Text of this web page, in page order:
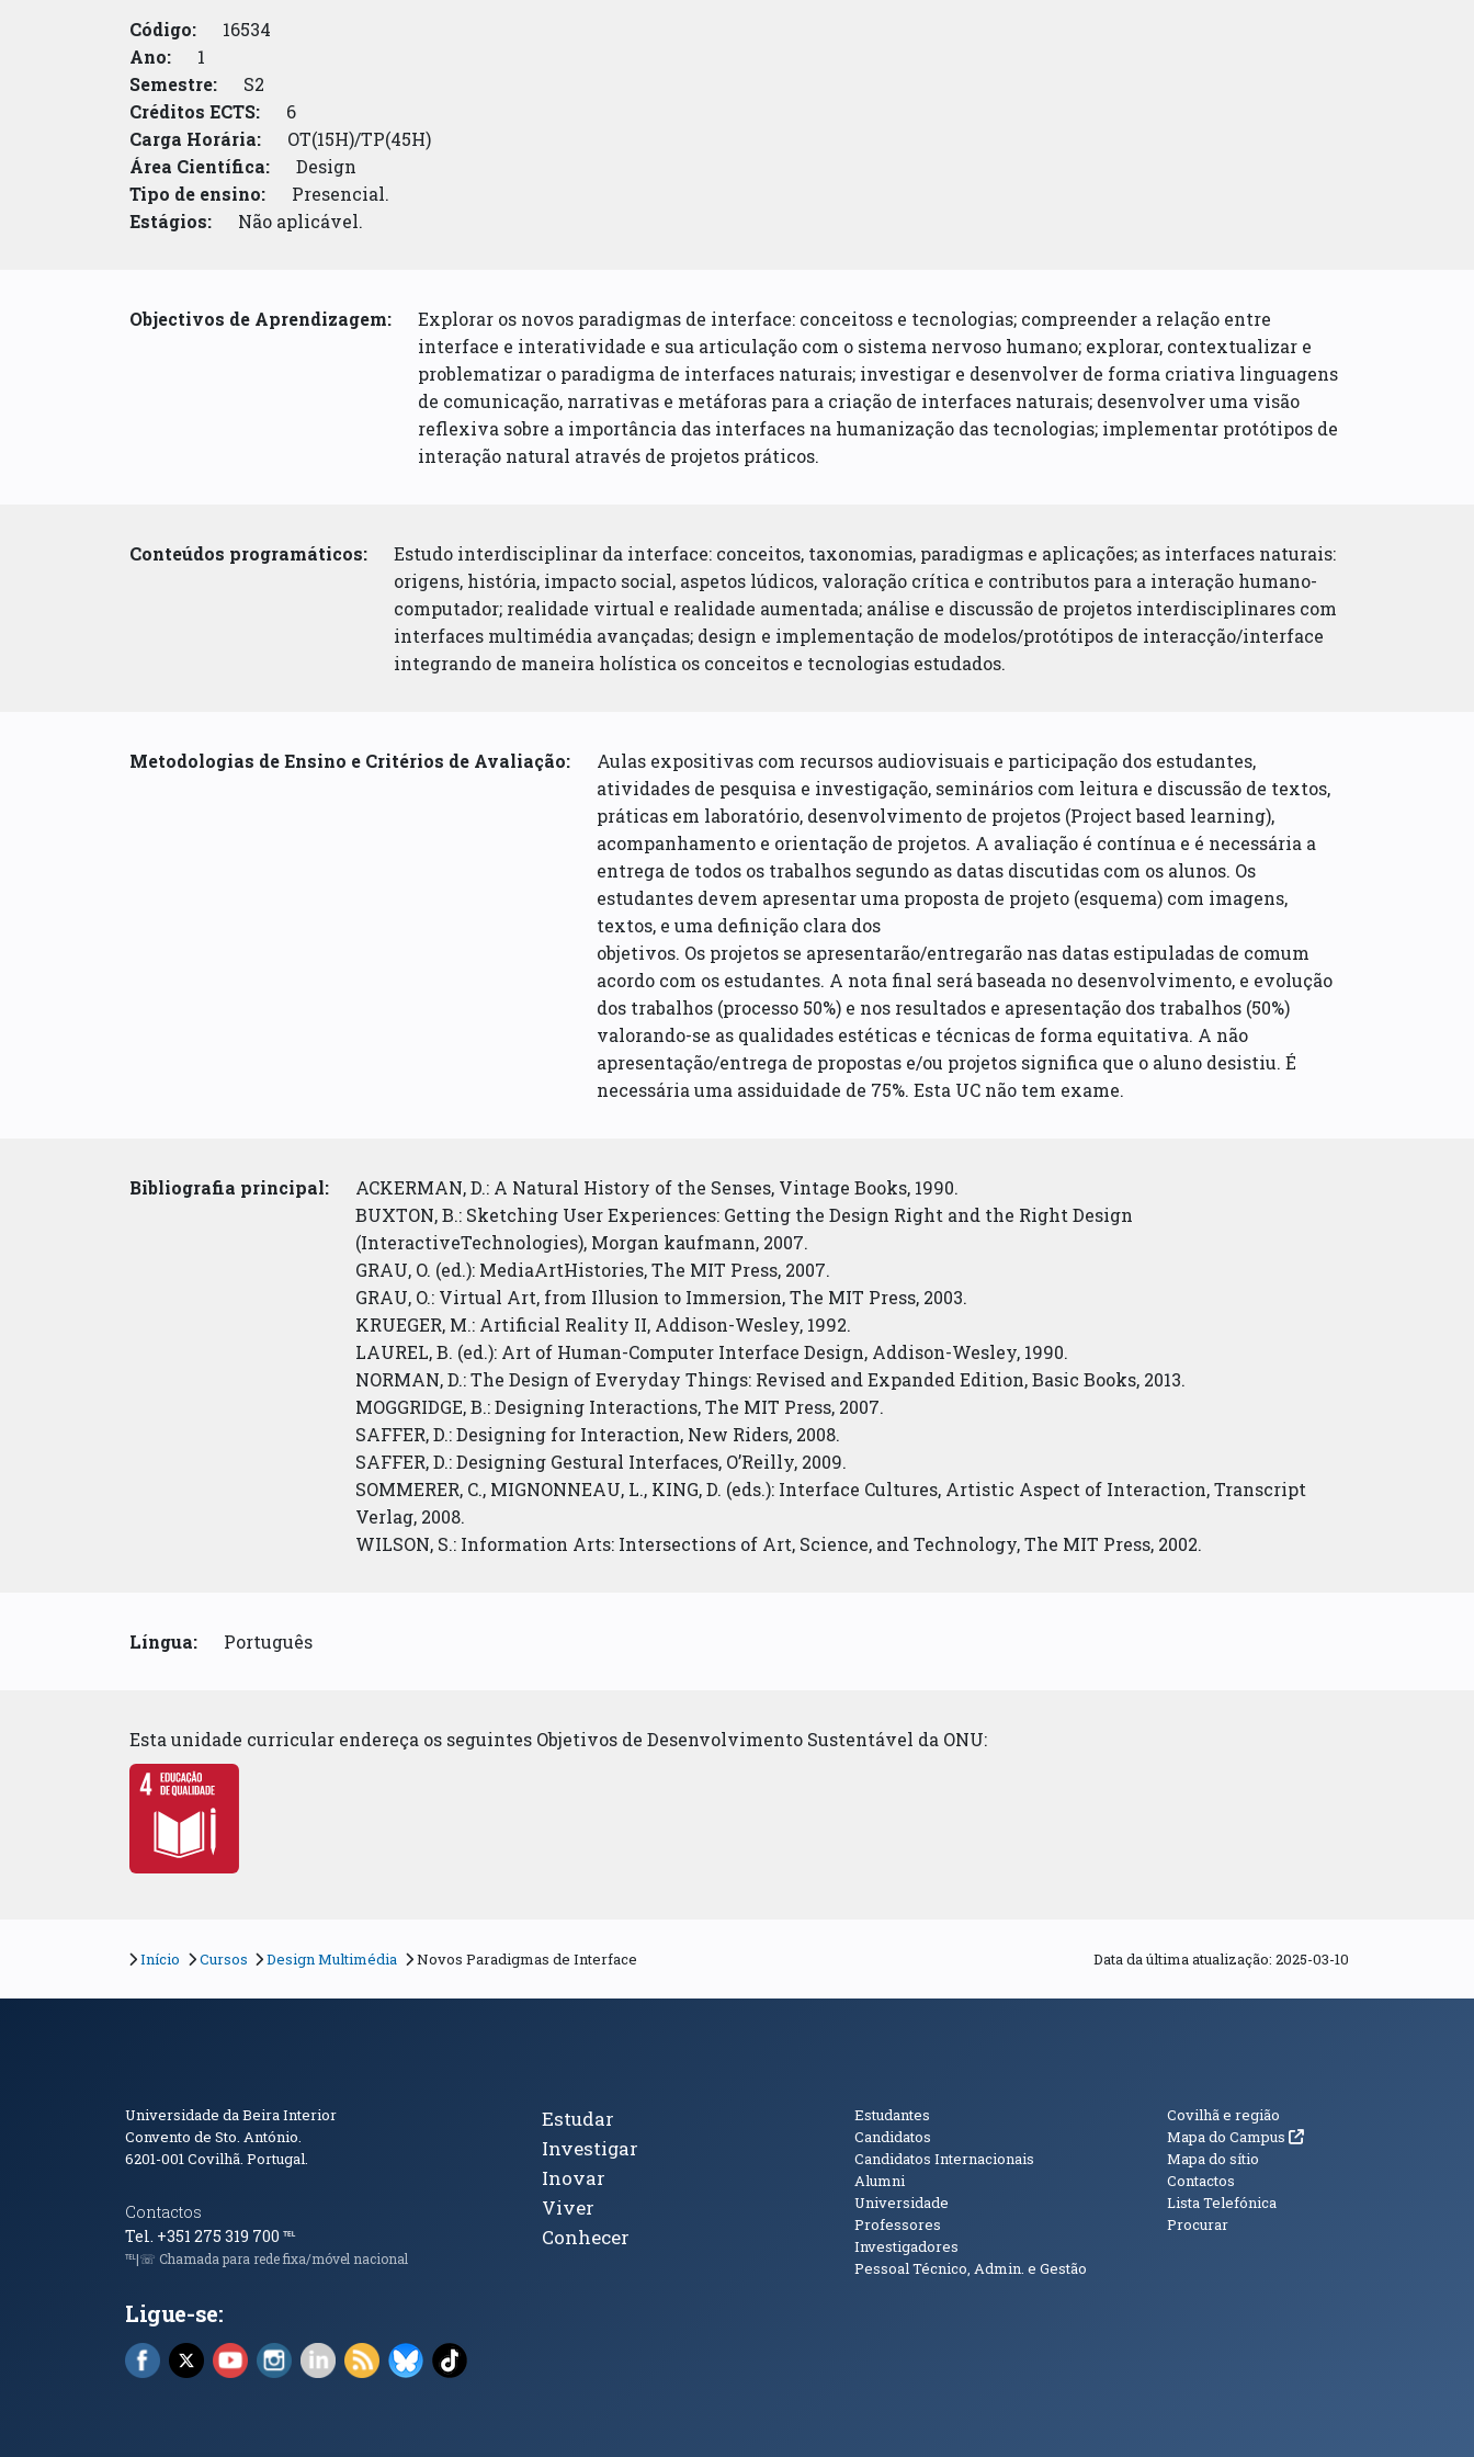
Código:
16534
Ano:
1
Semestre:
S2
Créditos ECTS:
6
Carga Horária:
OT(15H)/TP(45H)
Área Científica:
Design
Tipo de ensino:
Presencial.
Estágios:
Não aplicável.
Objectivos de Aprendizagem:
Explorar os novos paradigmas de interface: conceitoss e tecnologias; compreender a relação entre
interface e interatividade e sua articulação com o sistema nervoso humano; explorar, contextualizar e
problematizar o paradigma de interfaces naturais; investigar e desenvolver de forma criativa linguagens
de comunicação, narrativas e metáforas para a criação de interfaces naturais; desenvolver uma visão
reflexiva sobre a importância das interfaces na humanização das tecnologias; implementar protótipos de
interação natural através de projetos práticos.
Conteúdos programáticos:
Estudo interdisciplinar da interface: conceitos, taxonomias, paradigmas e aplicações; as interfaces naturais:
origens, história, impacto social, aspetos lúdicos, valoração crítica e contributos para a interação humano-
computador; realidade virtual e realidade aumentada; análise e discussão de projetos interdisciplinares com
interfaces multimédia avançadas; design e implementação de modelos/protótipos de interacção/interface
integrando de maneira holística os conceitos e tecnologias estudados.
Metodologias de Ensino e Critérios de Avaliação:
Aulas expositivas com recursos audiovisuais e participação dos estudantes,
atividades de pesquisa e investigação, seminários com leitura e discussão de textos,
práticas em laboratório, desenvolvimento de projetos (Project based learning),
acompanhamento e orientação de projetos. A avaliação é contínua e é necessária a
entrega de todos os trabalhos segundo as datas discutidas com os alunos. Os
estudantes devem apresentar uma proposta de projeto (esquema) com imagens,
textos, e uma definição clara dos
objetivos. Os projetos se apresentarão/entregarão nas datas estipuladas de comum
acordo com os estudantes. A nota final será baseada no desenvolvimento, e evolução
dos trabalhos (processo 50%) e nos resultados e apresentação dos trabalhos (50%)
valorando-se as qualidades estéticas e técnicas de forma equitativa. A não
apresentação/entrega de propostas e/ou projetos significa que o aluno desistiu. É
necessária uma assiduidade de 75%. Esta UC não tem exame.
Bibliografia principal:
ACKERMAN, D.: A Natural History of the Senses, Vintage Books, 1990.
BUXTON, B.: Sketching User Experiences: Getting the Design Right and the Right Design
(InteractiveTechnologies), Morgan kaufmann, 2007.
GRAU, O. (ed.): MediaArtHistories, The MIT Press, 2007.
GRAU, O.: Virtual Art, from Illusion to Immersion, The MIT Press, 2003.
KRUEGER, M.: Artificial Reality II, Addison-Wesley, 1992.
LAUREL, B. (ed.): Art of Human-Computer Interface Design, Addison-Wesley, 1990.
NORMAN, D.: The Design of Everyday Things: Revised and Expanded Edition, Basic Books, 2013.
MOGGRIDGE, B.: Designing Interactions, The MIT Press, 2007.
SAFFER, D.: Designing for Interaction, New Riders, 2008.
SAFFER, D.: Designing Gestural Interfaces, O’Reilly, 2009.
SOMMERER, C., MIGNONNEAU, L., KING, D. (eds.): Interface Cultures, Artistic Aspect of Interaction, Transcript
Verlag, 2008.
WILSON, S.: Information Arts: Intersections of Art, Science, and Technology, The MIT Press, 2002.
Língua: Português
Esta unidade curricular endereça os seguintes Objetivos de Desenvolvimento Sustentável da ONU:
Início Cursos Design Multimédia Novos Paradigmas de Interface Data da última atualização: 2025-03-10
Informações de Contacto
Universidade da Beira Interior
Convento de Sto. António.
6201-001Covilhã. Portugal.
Contactos
Tel. +351 275 319 700 ℡
℡|☏ Chamada para rede fixa/móvel nacional
Ligue-se:
Facebook (abre em nova janela)
X (abre em nova janela)
YouTube (abre em nova janela)
Instagram (abre em nova janela)
LinkedIn (abre em nova janela)
RSS (abre em nova janela)
Bluesky (abre em nova janela)
TikTok (abre em nova janela)
Tópicos Principais
Estudar
Investigar
Inovar
Viver
Conhecer
Públicos
Estudantes
Candidatos
Candidatos Internacionais
Alumni
Universidade
Professores
Investigadores
Pessoal Técnico, Admin. e Gestão
Informações
Covilhã e região
Mapa do Campus (abre em nova janela)
Mapa do sítio
Contactos
Lista Telefónica
Procurar